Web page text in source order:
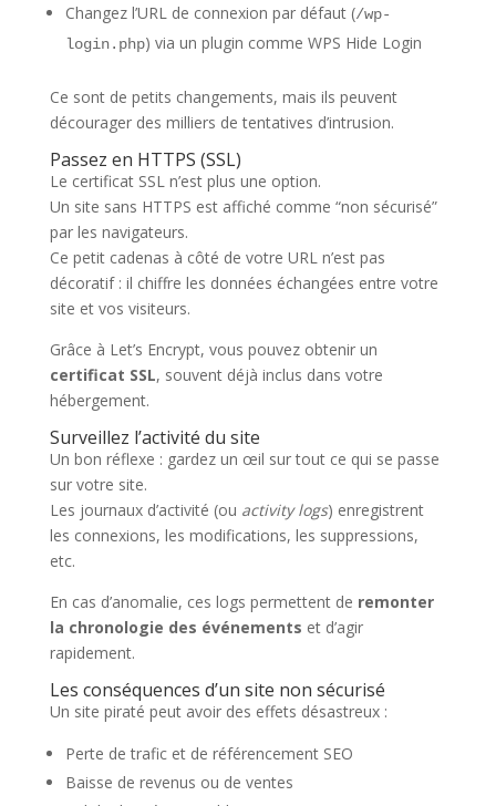
Changez l’URL de connexion par défaut (/wp-
login.php) via un plugin comme WPS Hide Login
Ce sont de petits changements, mais ils peuvent
décourager des milliers de tentatives d’intrusion.
Passez en HTTPS (SSL)
Le certificat SSL n’est plus une option.
Un site sans HTTPS est affiché comme “non sécurisé”
par les navigateurs.
Ce petit cadenas à côté de votre URL n’est pas
décoratif : il chiffre les données échangées entre votre
site et vos visiteurs.
Grâce à Let’s Encrypt, vous pouvez obtenir un
certificat SSL, souvent déjà inclus dans votre
hébergement.
Surveillez l’activité du site
Un bon réflexe : gardez un œil sur tout ce qui se passe
sur votre site.
Les journaux d’activité (ou activity logs) enregistrent
les connexions, les modifications, les suppressions,
etc.
En cas d’anomalie, ces logs permettent de remonter
la chronologie des événements et d’agir
rapidement.
Les conséquences d’un site non sécurisé
Un site piraté peut avoir des effets désastreux :
Perte de trafic et de référencement SEO
Baisse de revenus ou de ventes